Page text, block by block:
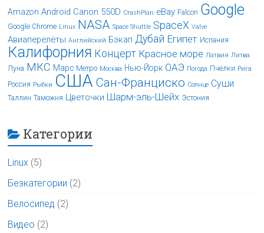
Amazon Android Canon 550D CrashPlan eBay Falcon Google
Google Chrome Linux NASA Space Shuttle SpaceX Valve
Авиаперелёты Английский Бэкап Дубай Египет Испания
Калифорния Концерт Красное море Латвия Литва
Луна МКС Марс Метро Москва Нью-Йорк ОАЭ Погода Пчёлки Рига
Россия Рыбки США Сан-Франциско Солнце Суши
Таллин Таможня Цветочки Шарм-эль-Шейх Эстония
Категории
Linux (5)
Безкатегории (2)
Велосипед (2)
Видео (2)